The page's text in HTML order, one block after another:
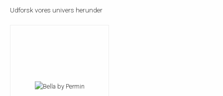
Udforsk vores univers herunder